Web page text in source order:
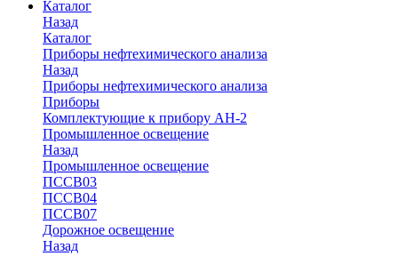
Каталог
Назад
Каталог
Приборы нефтехимического анализа
Назад
Приборы нефтехимического анализа
Приборы
Комплектующие к прибору АН-2
Промышленное освещение
Назад
Промышленное освещение
ПССВ03
ПССВ04
ПССВ07
Дорожное освещение
Назад